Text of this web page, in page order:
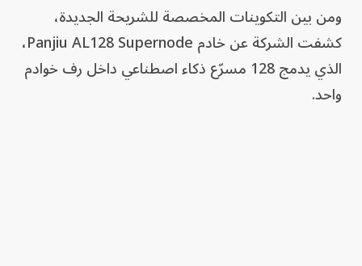
ومن بين التكوينات المخصصة للشريحة الجديدة،
كشفت الشركة عن خادم Panjiu AL128 Supernode،
الذي يدمج 128 مسرّع ذكاء اصطناعي داخل رف خوادم
واحد.